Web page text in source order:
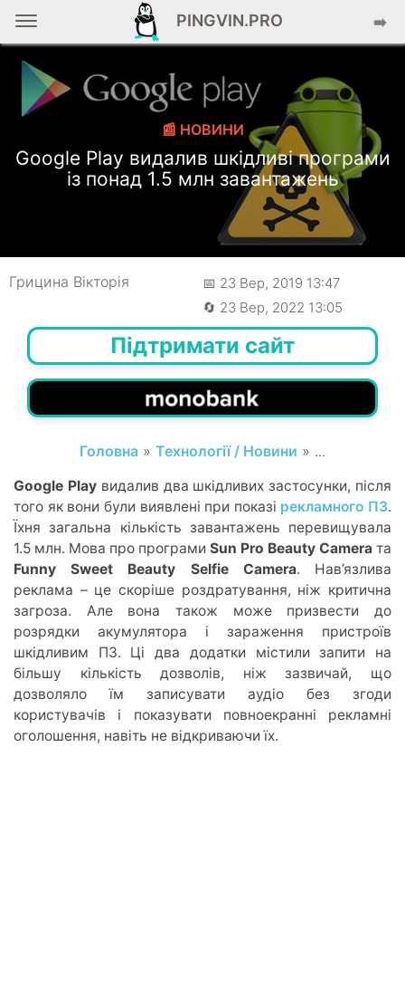
PINGVIN.PRO ➡️
📰 НОВИНИ
Google Play видалив шкідливі програми
із понад 1.5 млн завантажень
Грицина Вікторія
📅 23 Вер, 2019 13:47
🔄 23 Вер, 2022 13:05
Підтримати сайт
Головна » Технології / Новини » ...
Google Play видалив два шкідливих застосунки, після
того як вони були виявлені при показі рекламного ПЗ.
Їхня загальна кількість завантажень перевищувала
1.5 млн. Мова про програми Sun Pro Beauty Camera та
Funny Sweet Beauty Selfie Camera. Нав’язлива
реклама – це скоріше роздратування, ніж критична
загроза. Але вона також може призвести до
розрядки акумулятора і зараження пристроїв
шкідливим ПЗ. Ці два додатки містили запити на
більшу кількість дозволів, ніж зазвичай, що
дозволяло їм записувати аудіо без згоди
користувачів і показувати повноекранні рекламні
оголошення, навіть не відкриваючи їх.